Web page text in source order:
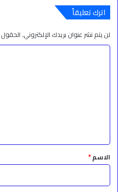
اترك تعليقاً
لن يتم نشر عنوان بريدك الإلكتروني.الحقول
ق
*الاسم*